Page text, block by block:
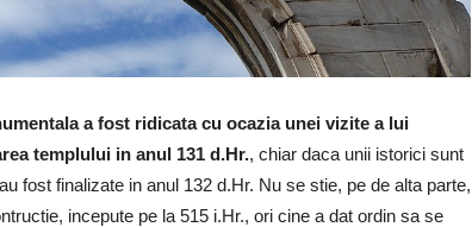
a fost ridicata cu ocazia unei vizite a lui
templului in anul 131 d.Hr., chiar daca unii istorici sunt
fost finalizate in anul 132 d.Hr. Nu se stie, pe de alta parte,
incepute pe la 515 i.Hr., ori cine a dat ordin sa se